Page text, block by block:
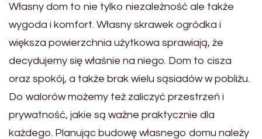
Własny dom to nie tylko niezależność ale także
wygoda i komfort. Własny skrawek ogródka i
większa powierzchnia użytkowa sprawiają, że
decydujemy się właśnie na niego. Dom to cisza
oraz spokój, a także brak wielu sąsiadów w pobliżu.
Do walorów możemy też zaliczyć przestrzeń i
prywatność, jakie są ważne praktycznie dla
każdego. Planując budowę własnego domu należy